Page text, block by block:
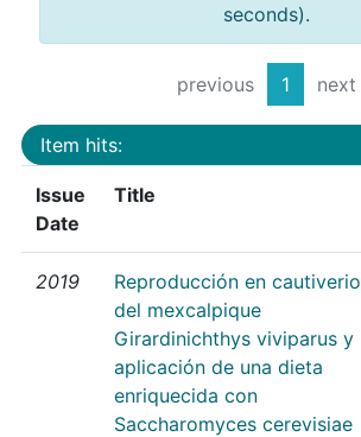
seconds).
previous 1 next
Item hits:
Issue
Date
Title
2019
Reproducción en cautiverio
del mexcalpique
Girardinichthys viviparus y
aplicación de una dieta
enriquecida con
Saccharomyces cerevisiae